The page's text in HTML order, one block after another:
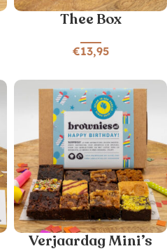
Thee Box
€13,95
Verjaardag Mini’s